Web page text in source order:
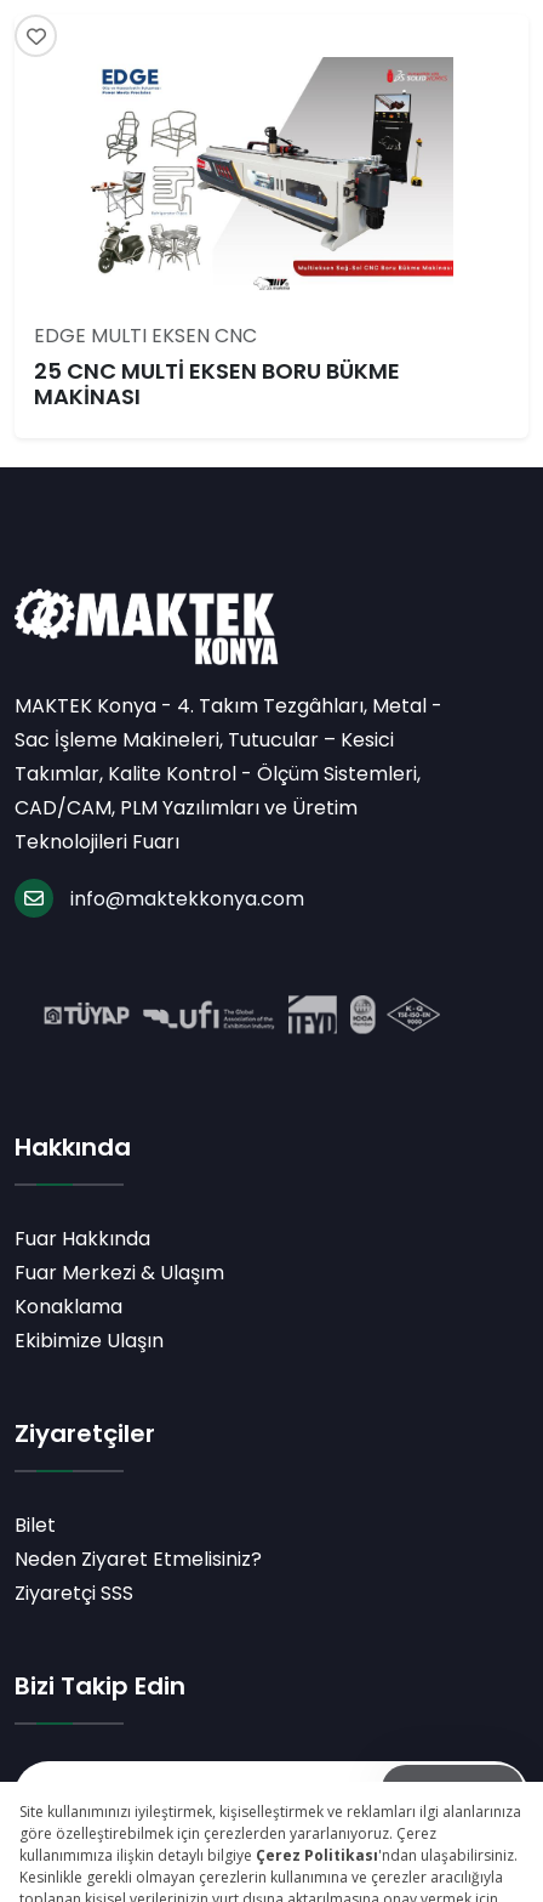
EDGE MULTI EKSEN CNC
25 CNC MULTİ EKSEN BORU BÜKME
MAKİNASI
MAKTEK Konya - 4. Takım Tezgâhları, Metal -
Sac İşleme Makineleri, Tutucular – Kesici
Takımlar, Kalite Kontrol - Ölçüm Sistemleri,
CAD/CAM, PLM Yazılımları ve Üretim
Teknolojileri Fuarı
info@maktekkonya.com
Hakkında
Fuar Hakkında
Fuar Merkezi & Ulaşım
Konaklama
Ekibimize Ulaşın
Ziyaretçiler
Bilet
Neden Ziyaret Etmelisiniz?
Ziyaretçi SSS
Bizi Takip Edin